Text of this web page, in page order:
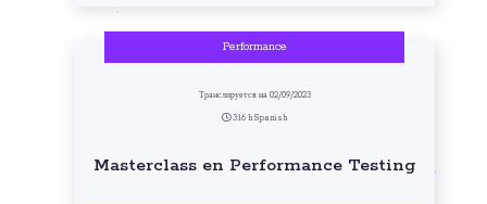
Performance
Транслируется на 02/09/2023
3:16 h Spanish
Masterclass en Performance Testing